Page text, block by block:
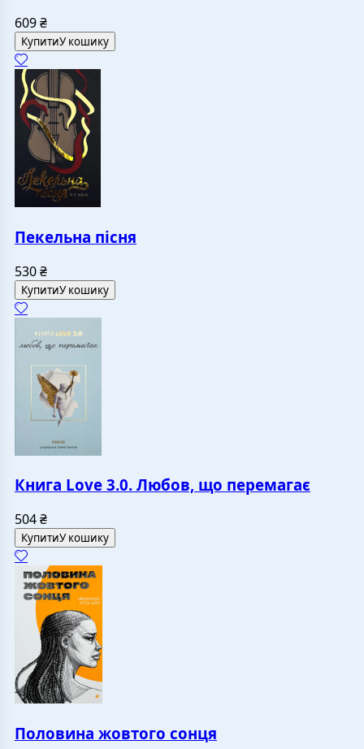
609₴
КупитиУ кошику
Пекельна пісня
530₴
КупитиУ кошику
Книга Love 3.0. Любов, що перемагає
504₴
КупитиУ кошику
Половина жовтого сонця